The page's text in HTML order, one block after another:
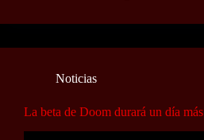
Noticias
La beta de Doom durará un día más